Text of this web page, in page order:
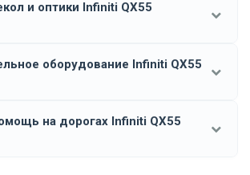
и оптики Infiniti QX55
оборудование Infiniti QX55
на дорогах Infiniti QX55